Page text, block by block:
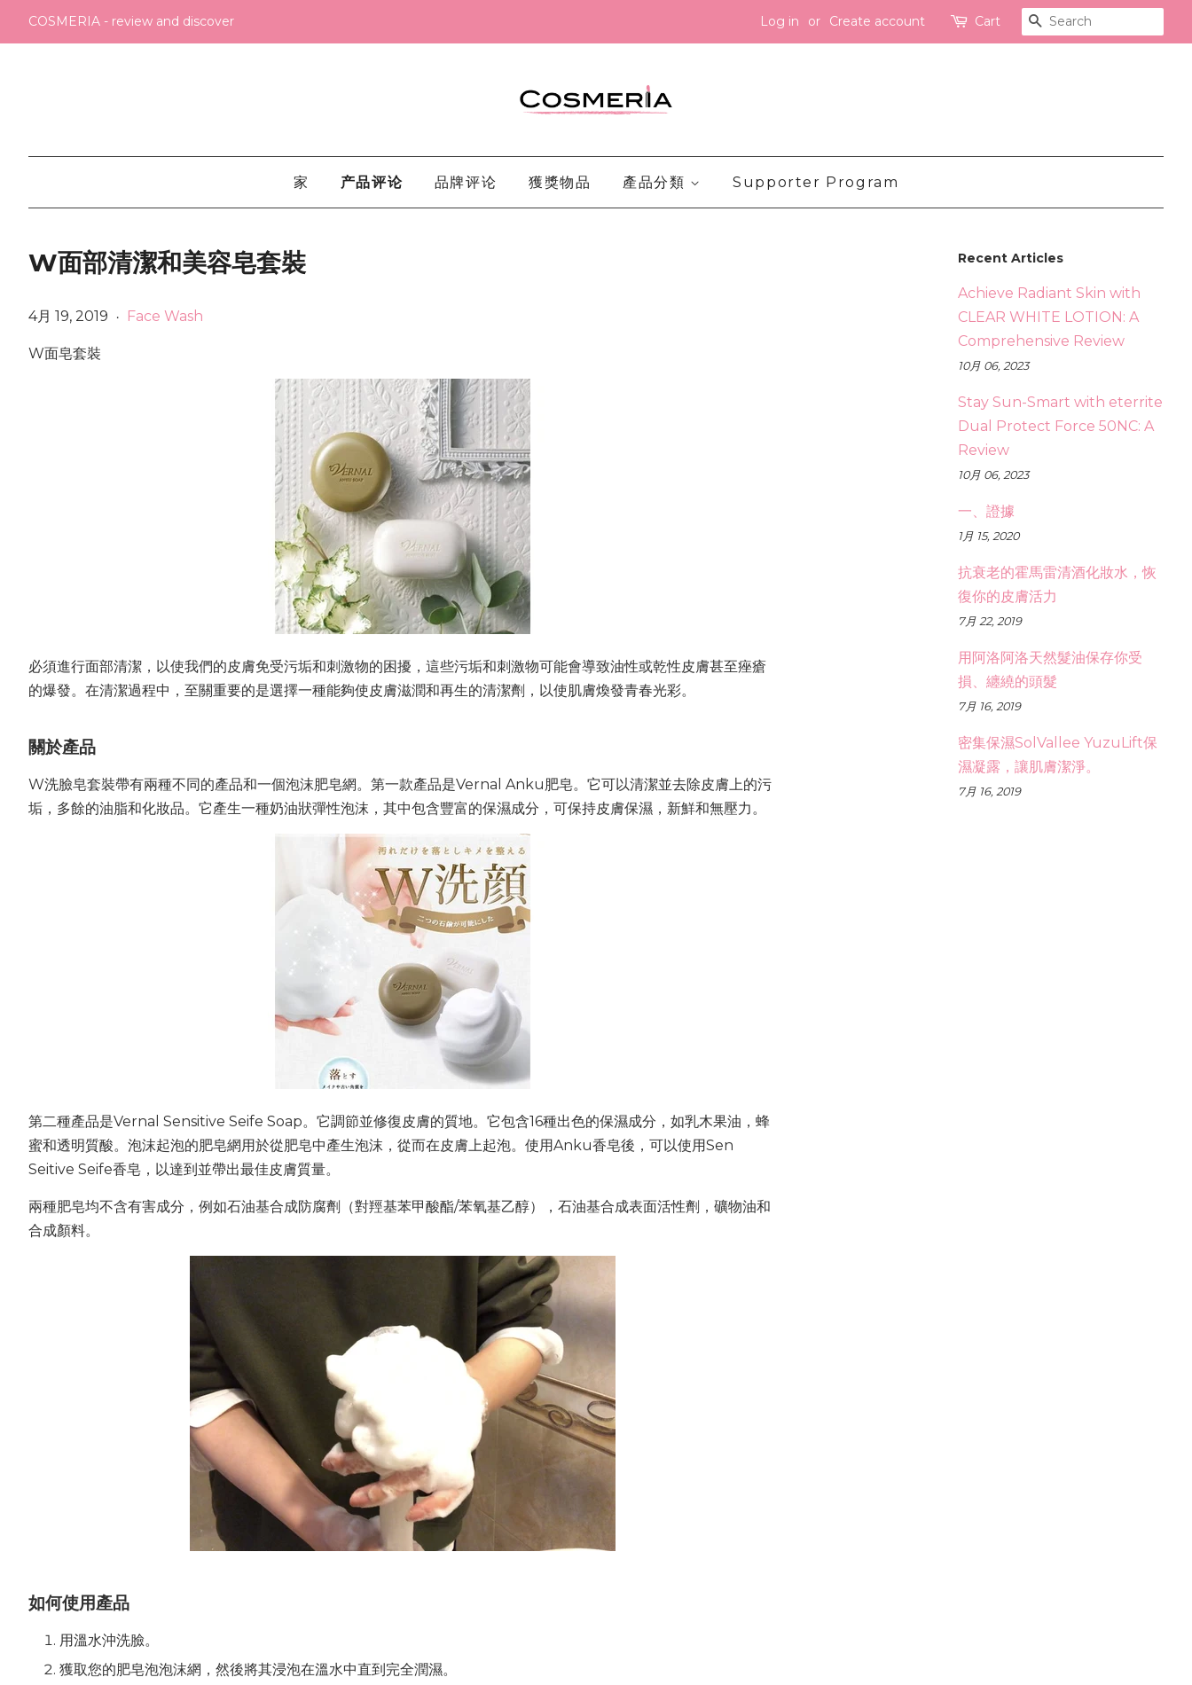
COSMERIA - review and discover Log in or Create account Cart Search
家 产品评论 品牌评论 獲獎物品 產品分類 Supporter Program
W面部清潔和美容皂套裝
4月 19, 2019 • Face Wash
W面皂套裝
必須進行面部清潔，以使我們的皮膚免受污垢和刺激物的困擾，這些污垢和刺激物可能會導致油性或乾性皮膚甚至痤瘡
的爆發。在清潔過程中，至關重要的是選擇一種能夠使皮膚滋潤和再生的清潔劑，以使肌膚煥發青春光彩。
關於產品
W洗臉皂套裝帶有兩種不同的產品和一個泡沫肥皂網。第一款產品是Vernal Anku肥皂。它可以清潔並去除皮膚上的污
垢，多餘的油脂和化妝品。它產生一種奶油狀彈性泡沫，其中包含豐富的保濕成分，可保持皮膚保濕，新鮮和無壓力。
第二種產品是Vernal Sensitive Seife Soap。它調節並修復皮膚的質地。它包含16種出色的保濕成分，如乳木果油，蜂
蜜和透明質酸。泡沫起泡的肥皂網用於從肥皂中產生泡沫，從而在皮膚上起泡。使用Anku香皂後，可以使用Sen
Seitive Seife香皂，以達到並帶出最佳皮膚質量。
兩種肥皂均不含有害成分，例如石油基合成防腐劑（對羥基苯甲酸酯/苯氧基乙醇），石油基合成表面活性劑，礦物油和
合成顏料。
如何使用產品
用溫水沖洗臉。
獲取您的肥皂泡泡沫網，然後將其浸泡在溫水中直到完全潤濕。
Recent Articles
Achieve Radiant Skin with
CLEAR WHITE LOTION: A
Comprehensive Review
10月 06, 2023
Stay Sun-Smart with eterrite
Dual Protect Force 50NC: A
Review
10月 06, 2023
一、證據
1月 15, 2020
抗衰老的霍馬雷清酒化妝水，恢
復你的皮膚活力
7月 22, 2019
用阿洛阿洛天然髮油保存你受
損、纏繞的頭髮
7月 16, 2019
密集保濕SolVallee YuzuLift保
濕凝露，讓肌膚潔淨。
7月 16, 2019